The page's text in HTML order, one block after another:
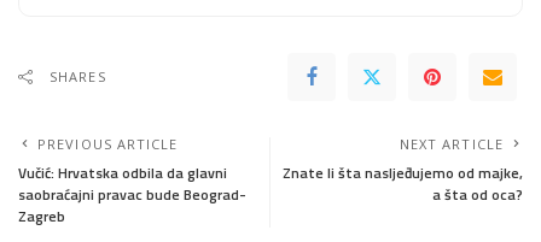
SHARES
PREVIOUS ARTICLE
Vučić: Hrvatska odbila da glavni
saobraćajni pravac bude Beograd-
Zagreb
NEXT ARTICLE
Znate li šta nasljeđujemo od majke,
a šta od oca?